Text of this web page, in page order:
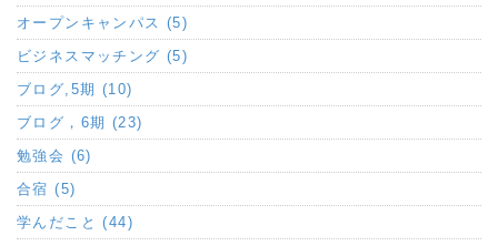
オープンキャンパス (5)
ビジネスマッチング (5)
ブログ,5期 (10)
ブログ，6期 (23)
勉強会 (6)
合宿 (5)
学んだこと (44)